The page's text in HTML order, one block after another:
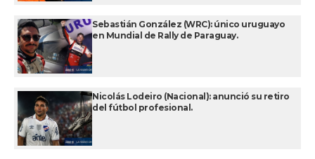
Sebastián González (WRC): único uruguayo
en Mundial de Rally de Paraguay.
Nicolás Lodeiro (Nacional): anunció su retiro
del fútbol profesional.